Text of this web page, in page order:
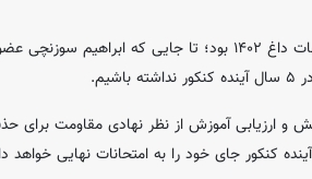
موضوع حذف کنکور هم یکی از موضوعات داغ ۱۴۰۲ بود؛ تا جایی که
آموزش از نظر نهادی مقاومت برای
کنکور جای خود را به امتحانات نهایی خواهد